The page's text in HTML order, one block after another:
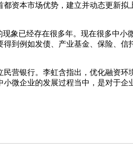
资本市场优势，建立并动态更新拟
象已经存在很多年。现在很多中小
到例如发债、产业基金、保险、信
营银行。李虹含指出，优化融资环
微企业的发展过程当中，是对于企